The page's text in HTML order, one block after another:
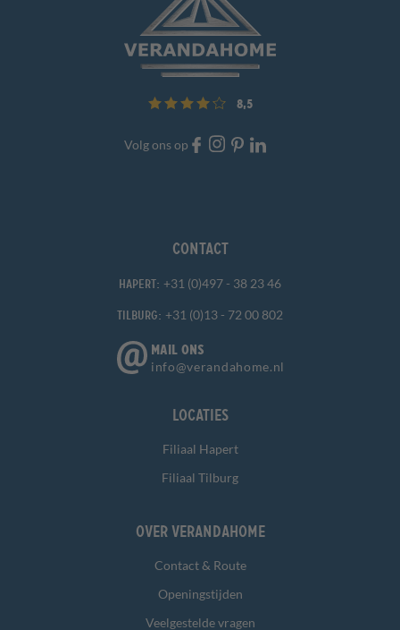
8,5
Volg ons op
Contact
Hapert: +31 (0)497 - 38 23 46
Tilburg: +31 (0)13 - 72 00 802
MAIL ONS
info@verandahome.nl
Locaties
Filiaal Hapert
Filiaal Tilburg
Over Verandahome
Contact & Route
Openingstijden
Veelgestelde vragen